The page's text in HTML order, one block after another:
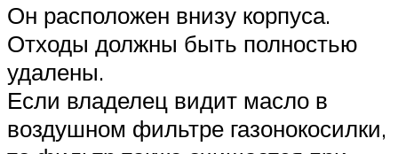
Он расположен внизу корпуса.
Отходы должны быть полностью
удалены.
Если владелец видит масло в
воздушном фильтре газонокосилки,